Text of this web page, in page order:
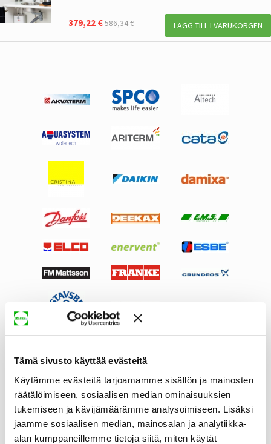
Tämä sivusto käyttää evästeitä
Käytämme evästeitä tarjoamamme sisällön ja mainosten
räätälöimiseen, sosiaalisen median ominaisuuksien
tukemiseen ja kävijämäärämme analysoimiseen. Lisäksi
jaamme sosiaalisen median, mainosalan ja analytiikka-
alan kumppaneillemme tietoja siitä, miten käytät
379,22 €586,34 € LÄGG TILL I VARUKORGEN